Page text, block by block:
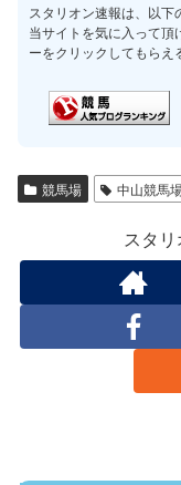
スタリオン速報は、以下
当サイトを気に入って
ーをクリックしてもらえ
競馬場 中山競馬
スタ